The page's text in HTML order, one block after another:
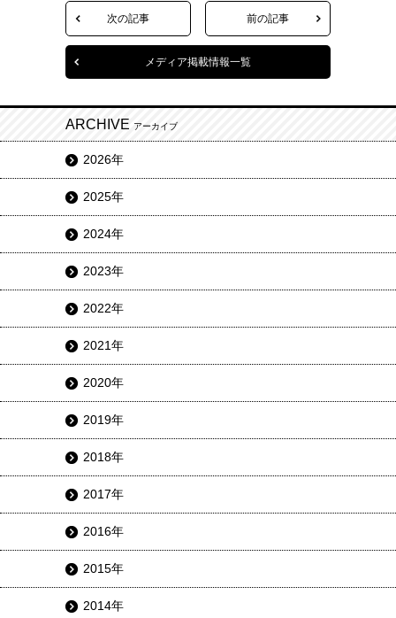
次の記事 前の記事
メディア掲載情報一覧
ARCHIVE アーカイブ
2026年
2025年
2024年
2023年
2022年
2021年
2020年
2019年
2018年
2017年
2016年
2015年
2014年